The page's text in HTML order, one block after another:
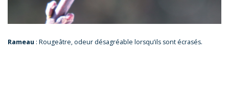
Rameau : Rougeâtre, odeur désagréable lorsqu’ils sont écrasés.